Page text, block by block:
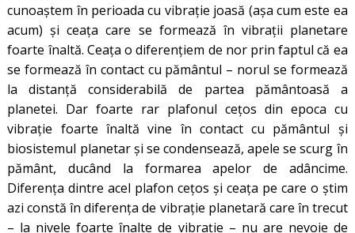
cunoaștem în perioada cu vibrație joasă (așa cum este ea
acum) și ceața care se formează în vibrații planetare
foarte înaltă. Ceața o diferențiem de nor prin faptul că ea
se formează în contact cu pământul – norul se formează
la distanță considerabilă de partea pământoasă a
planetei. Dar foarte rar plafonul cețos din epoca cu
vibrație foarte înaltă vine în contact cu pământul și
biosistemul planetar și se condensează, apele se scurg în
pământ, ducând la formarea apelor de adâncime.
Diferența dintre acel plafon cețos și ceața pe care o știm
azi constă în diferența de vibrație planetară care în trecut
– la nivele foarte înalte de vibrație – nu are nevoie de